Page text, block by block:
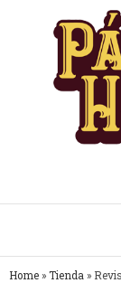
Home » Tienda »